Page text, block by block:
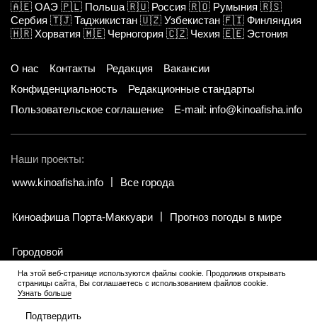
🇦🇪 ОАЭ 🇵🇱 Польша 🇷🇺 Россия 🇷🇴 Румыния 🇷🇸
Сербия 🇹🇯 Таджикистан 🇺🇿 Узбекистан 🇫🇮 Финляндия
🇭🇷 Хорватия 🇲🇪 Черногория 🇨🇿 Чехия 🇪🇪 Эстония
О нас Контакты Редакция
Вакансии
Конфиденциальность
Редакционные стандарты
Пользовательское соглашение
E-mail: info@kinoafisha.info
Наши проекты:
www.kinoafisha.info
Все города
Киноафиша Порта-Маккуари Прогноз погоды в мире
Городовой
© 2002-2026 Все права и материалы принадлежат «Киноафиша».
Копирование информации только с письменного разрешения
редакции.
На этой веб-странице используются файлы cookie. Продолжив открывать
страницы сайта, Вы соглашаетесь с использованием файлов cookie.
Узнать больше
Подтвердить